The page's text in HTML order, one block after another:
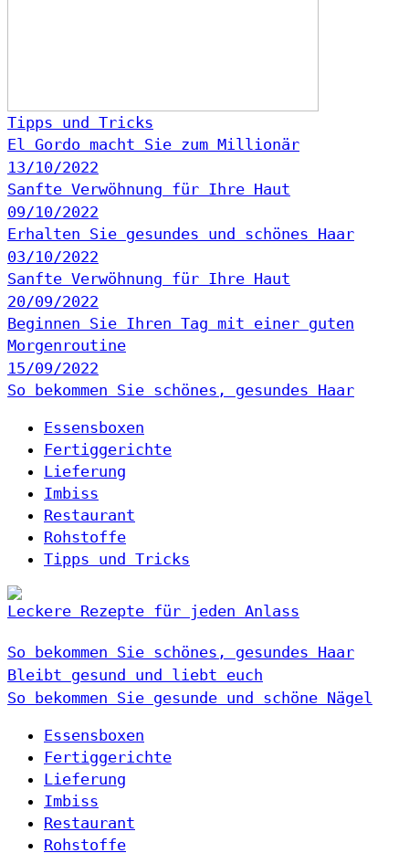
Tipps und Tricks
El Gordo macht Sie zum Millionär
13/10/2022
Sanfte Verwöhnung für Ihre Haut
09/10/2022
Erhalten Sie gesundes und schönes Haar
03/10/2022
Sanfte Verwöhnung für Ihre Haut
20/09/2022
Beginnen Sie Ihren Tag mit einer guten
Morgenroutine
15/09/2022
So bekommen Sie schönes, gesundes Haar
Essensboxen
Fertiggerichte
Lieferung
Imbiss
Restaurant
Rohstoffe
Tipps und Tricks
Leckere Rezepte für jeden Anlass
So bekommen Sie schönes, gesundes Haar
Bleibt gesund und liebt euch
So bekommen Sie gesunde und schöne Nägel
Essensboxen
Fertiggerichte
Lieferung
Imbiss
Restaurant
Rohstoffe